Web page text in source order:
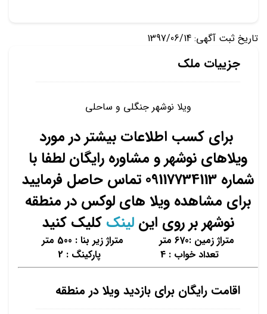
تاریخ ثبت آگهی: 1397/06/14
جزییات ملک
ویلا نوشهر جنگلی و ساحلی
برای کسب اطلاعات بیشتر در مورد
ویلاهای نوشهر و مشاوره رایگان لطفا با
شماره 09117734113 تماس حاصل فرمایید
برای مشاهده ویلا های لوکس در منطقه
نوشهر بر روی اینلینک کلیک کنید
متراژ زمین :670 متر متراژ زیر بنا : 500 متر
تعداد خواب : 4 پارکینگ : 2
اقامت رایگان برای بازدید ویلا در منطقه